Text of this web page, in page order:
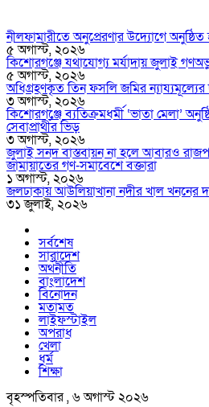
নীলফামারীতে অনুপ্রেরণার উদ্যোগে
৫ অগাস্ট, ২০২৬
কিশোরগঞ্জে যথাযোগ্য মর্যাদায় জুলাই
৫ অগাস্ট, ২০২৬
অধিগ্রহণকৃত তিন ফসলি জমির ন্যায্যমূল্যের
৩ অগাস্ট, ২০২৬
কিশোরগঞ্জে ব্যতিক্রমধর্মী ‘ভাতা মেলা’
সেবাপ্রার্থীর ভিড়
৩ অগাস্ট, ২০২৬
জুলাই সনদ বাস্তবায়ন না হলে আবারও
জামায়াতের গণ-সমাবেশে বক্তারা
১ অগাস্ট, ২০২৬
জলঢাকায় আউলিয়াখানা নদীর খাল খননের
৩১ জুলাই, ২০২৬
সর্বশেষ
সারাদেশ
অর্থনীতি
বাংলাদেশ
বিনোদন
মতামত
লাইফস্টাইল
অপরাধ
খেলা
ধর্ম
শিক্ষা
বৃহস্পতিবার , ৬ অগাস্ট ২০২৬